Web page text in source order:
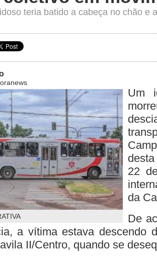
teria batido a cabeça no chão e
Um
22
da
De
a vítima estava descendo
II/Centro, quando se